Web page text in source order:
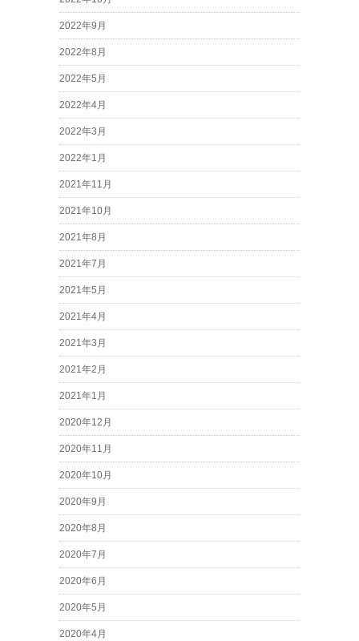
2022年9月
2022年8月
2022年5月
2022年4月
2022年3月
2022年1月
2021年11月
2021年10月
2021年8月
2021年7月
2021年5月
2021年4月
2021年3月
2021年2月
2021年1月
2020年12月
2020年11月
2020年10月
2020年9月
2020年8月
2020年7月
2020年6月
2020年5月
2020年4月